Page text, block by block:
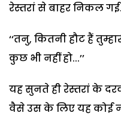
रेस्तरां से बाहर निकल गई.
‘‘तनु, कितनी हौट हैं
कुछ भी नहीं हो...’’
यह सुनते ही रेस्तरां के
वैसे उस के लिए यह कोई